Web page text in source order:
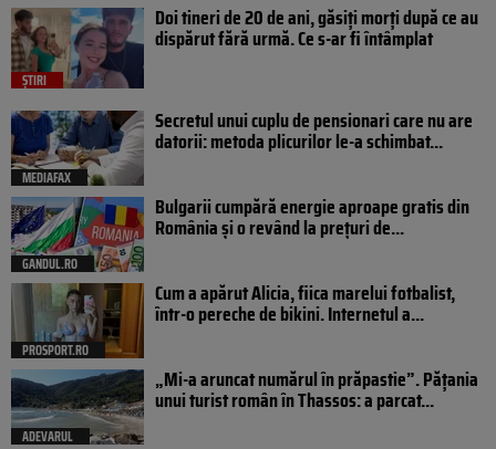
ȘTIRI
Doi tineri de 20 de ani, găsiți morți după ce au
dispărut fără urmă. Ce s-ar fi întâmplat
MEDIAFAX
Secretul unui cuplu de pensionari care nu are
datorii: metoda plicurilor le-a schimbat...
GANDUL.RO
Bulgarii cumpără energie aproape gratis din
România și o revând la prețuri de...
PROSPORT.RO
Cum a apărut Alicia, fiica marelui fotbalist,
într-o pereche de bikini. Internetul a...
ADEVARUL
„Mi-a aruncat numărul în prăpastie”. Pățania
unui turist român în Thassos: a parcat...